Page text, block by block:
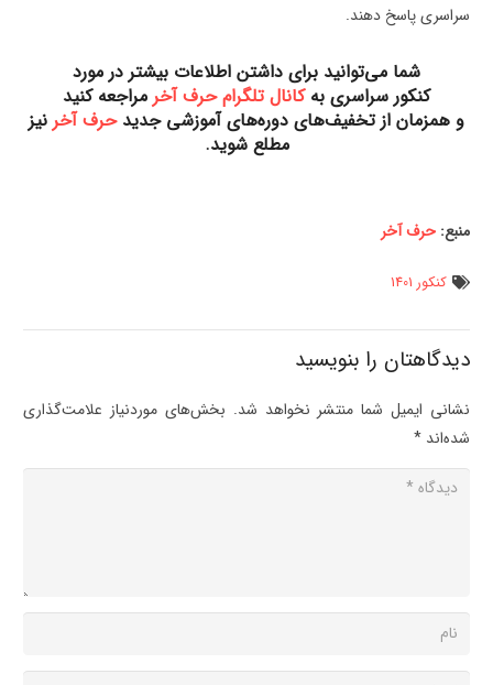
سراسری پاسخ دهند.
شما می‌توانید برای داشتن اطلاعات بیشتر در مورد
کنکور سراسری بهکانال تلگرام حرف آخر مراجعه کنید
و همزمان از تخفیف‌های دوره‌های آموزشی جدیدحرف آخر نیز
مطلع شوید.
منبع: حرف آخر
کنکور 1401
دیدگاهتان را بنویسید
نشانی ایمیل شما منتشر نخواهد شد. بخش‌های موردنیاز علامت‌گذاری
شده‌اند *